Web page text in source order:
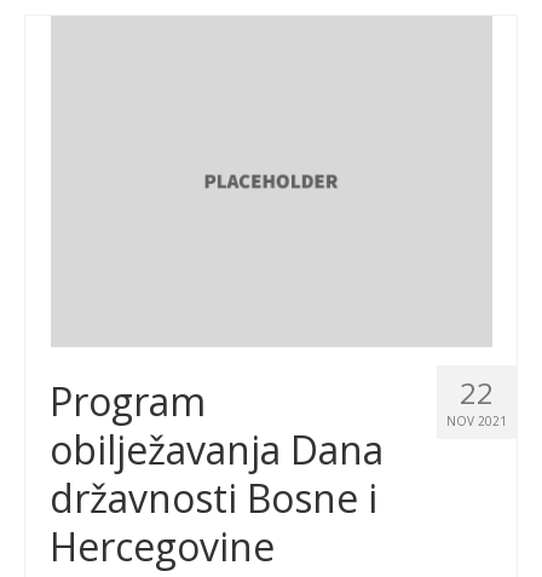
Značajni datumi i manifestacije
22
NOV 2021
Program
obilježavanja Dana
državnosti Bosne i
Hercegovine